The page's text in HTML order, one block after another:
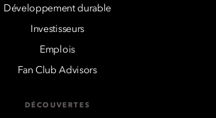
Développement durable
Investisseurs
Emplois
Fan Club Advisors
DÉCOUVERTES